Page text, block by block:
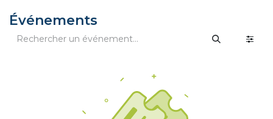
Événements